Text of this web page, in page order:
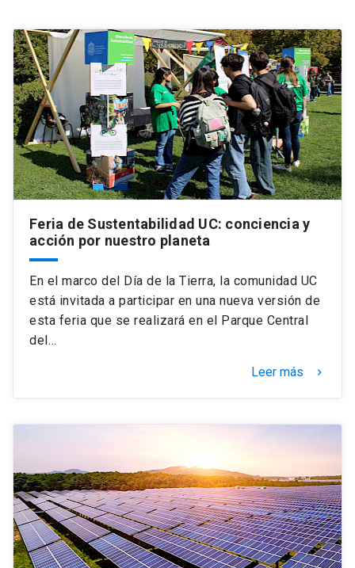
Vinculación
Universidad
Información para keyboard_arrow_down
Futuros estudiantes
Académicos
Personal
Alumni launch
Go to english site launch
Admisión launch
Mi Cuenta UC launch
Correo UC
Mi Portal UC
Feria de Sustentabilidad UC: conciencia y
acción por nuestro planeta
En el marco del Día de la Tierra, la comunidad UC
está invitada a participar en una nueva versión de
esta feria que se realizará en el Parque Central
del…
Leer más keyboard_arrow_right